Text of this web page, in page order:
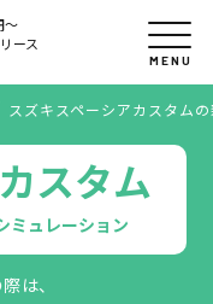
〜
ース
MENU
スズキスペーシアカスタム
スタム
ミュレーション
は、